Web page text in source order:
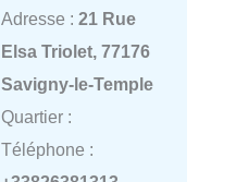
Adresse : 21 Rue
Elsa Triolet, 77176
Savigny-le-Temple
Quartier :
Téléphone :